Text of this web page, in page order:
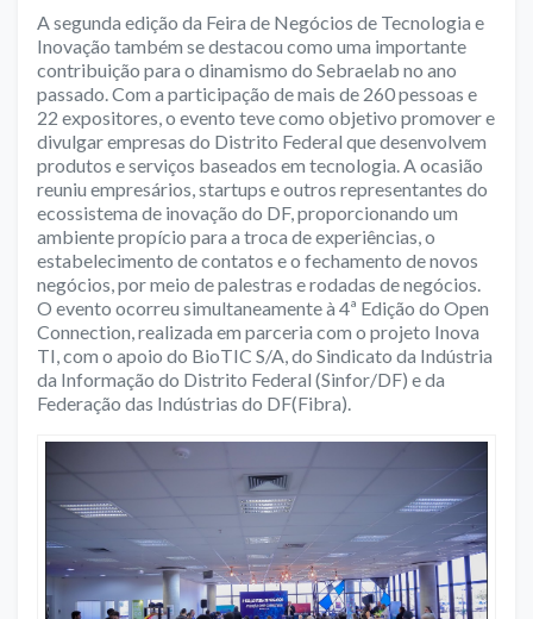
A segunda edição da Feira de Negócios de Tecnologia e
Inovação também se destacou como uma importante
contribuição para o dinamismo do Sebraelab no ano
passado. Com a participação de mais de 260 pessoas e
22 expositores, o evento teve como objetivo promover e
divulgar empresas do Distrito Federal que desenvolvem
produtos e serviços baseados em tecnologia. A ocasião
reuniu empresários, startups e outros representantes do
ecossistema de inovação do DF, proporcionando um
ambiente propício para a troca de experiências, o
estabelecimento de contatos e o fechamento de novos
negócios, por meio de palestras e rodadas de negócios.
O evento ocorreu simultaneamente à 4ª Edição do Open
Connection, realizada em parceria com o projeto Inova
TI, com o apoio do BioTIC S/A, do Sindicato da Indústria
da Informação do Distrito Federal (Sinfor/DF) e da
Federação das Indústrias do DF(Fibra).